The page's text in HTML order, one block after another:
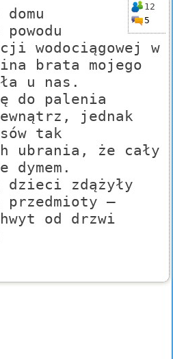
12
5
wodociągowej w
brata mojego
u nas.
do palenia
jednak
tak
ubrania, że cały
dymem.
dzieci zdążyły
przedmioty –
od drzwi